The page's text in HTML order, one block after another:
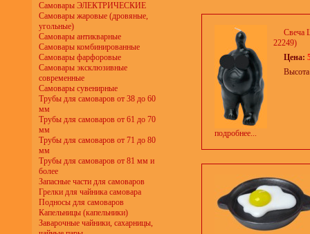
Самовары ЭЛЕКТРИЧЕСКИЕ
Самовары жаровые (дровяные,
угольные)
Самовары антикварные
Самовары комбинированные
Самовары фарфоровые
Самовары эксклюзивные
современные
Самовары сувенирные
Трубы для самоваров от 38 до 60
мм
Трубы для самоваров от 61 до 70
мм
Трубы для самоваров от 71 до 80
мм
Трубы для самоваров от 81 мм и
более
Запасные части для самоваров
Грелки для чайника самовара
Подносы для самоваров
Капельницы (капельники)
Заварочные чайники, сахарницы,
подробнее...
Свеча
22249)
Цена: